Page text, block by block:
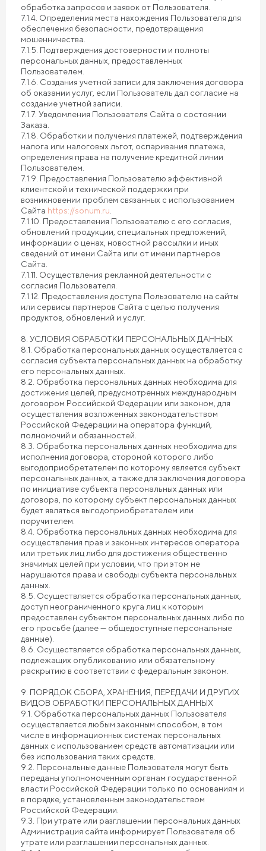
обработка запросов и заявок от Пользователя.
7.1.4. Определения места нахождения Пользователя для
обеспечения безопасности, предотвращения
мошенничества.
7.1.5. Подтверждения достоверности и полноты
персональных данных, предоставленных
Пользователем.
7.1.6. Создания учетной записи для заключения договора
об оказании услуг, если Пользователь дал согласие на
создание учетной записи.
7.1.7. Уведомления Пользователя Сайта о состоянии
Заказа.
7.1.8. Обработки и получения платежей, подтверждения
налога или налоговых льгот, оспаривания платежа,
определения права на получение кредитной линии
Пользователем.
7.1.9. Предоставления Пользователю эффективной
клиентской и технической поддержки при
возникновении проблем связанных с использованием
Сайта https://sonum.ru
7.1.10. Предоставления Пользователю с его согласия,
обновлений продукции, специальных предложений,
информации о ценах, новостной рассылки и иных
сведений от имени Сайта или от имени партнеров
Сайта.
7.1.11. Осуществления рекламной деятельности с
согласия Пользователя.
7.1.12. Предоставления доступа Пользователю на сайты
или сервисы партнеров Сайта с целью получения
продуктов, обновлений и услуг.
8. УСЛОВИЯ ОБРАБОТКИ ПЕРСОНАЛЬНЫХ ДАННЫХ
8.1. Обработка персональных данных осуществляется с
согласия субъекта персональных данных на обработку
его персональных данных.
8.2. Обработка персональных данных необходима для
достижения целей, предусмотренных международным
договором Российской Федерации или законом, для
осуществления возложенных законодательством
Российской Федерации на оператора функций,
полномочий и обязанностей.
8.3. Обработка персональных данных необходима для
исполнения договора, стороной которого либо
выгодоприобретателем по которому является субъект
персональных данных, а также для заключения договора
по инициативе субъекта персональных данных или
договора, по которому субъект персональных данных
будет являться выгодоприобретателем или
поручителем.
8.4. Обработка персональных данных необходима для
осуществления прав и законных интересов оператора
или третьих лиц либо для достижения общественно
значимых целей при условии, что при этом не
нарушаются права и свободы субъекта персональных
данных.
8.5. Осуществляется обработка персональных данных,
доступ неограниченного круга лиц к которым
предоставлен субъектом персональных данных либо по
его просьбе (далее — общедоступные персональные
данные).
8.6. Осуществляется обработка персональных данных,
подлежащих опубликованию или обязательному
раскрытию в соответствии с федеральным законом.
9. ПОРЯДОК СБОРА, ХРАНЕНИЯ, ПЕРЕДАЧИ И ДРУГИХ
ВИДОВ ОБРАБОТКИ ПЕРСОНАЛЬНЫХ ДАННЫХ
9.1. Обработка персональных данных Пользователя
осуществляется любым законным способом, в том
числе в информационных системах персональных
данных с использованием средств автоматизации или
без использования таких средств.
9.2. Персональные данные Пользователя могут быть
переданы уполномоченным органам государственной
власти Российской Федерации только по основаниям и
в порядке, установленным законодательством
Российской Федерации.
9.3. При утрате или разглашении персональных данных
Администрация сайта информирует Пользователя об
утрате или разглашении персональных данных.